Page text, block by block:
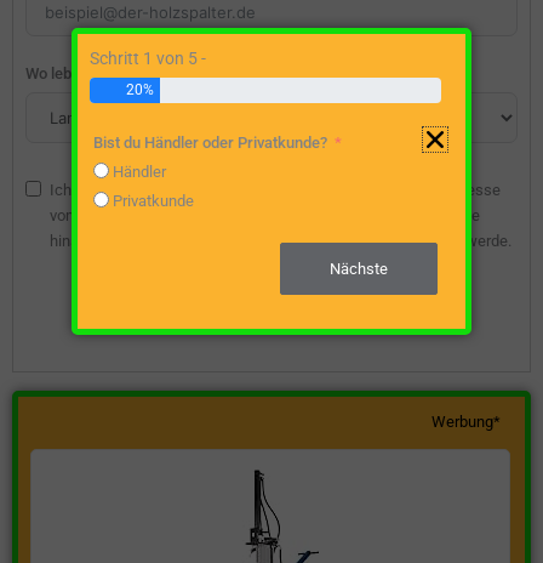
Wo lebst du?
Ich bin damit einverstanden, dass die angegebene E-Mail-Adresse
vom Webseitenbetreiber gespeichert wird, damit ich über diese
hinsichtlich eines unverbindlichen Preisangebots kontaktiert werde.
Werbung*
Schritt 1 von 5 -
20%
Bist du Händler oder Privatkunde?
Händler
Privatkunde
Nächste